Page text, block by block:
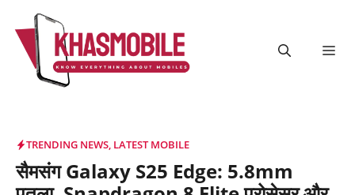
content
TRENDING NEWS, LATEST MOBILE
सैमसंग Galaxy S25 Edge: 5.8mm